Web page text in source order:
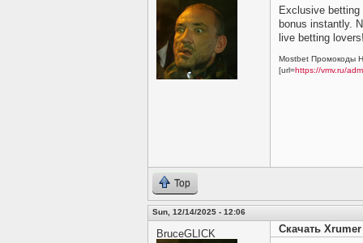
Exclusive
bonus instantly.
live betting
Mostbet Промокоды
[url=https://vmv.ru/
Top
Sun, 12/14/2025 - 12:06
BruceGLICK
Скачать Xrumer